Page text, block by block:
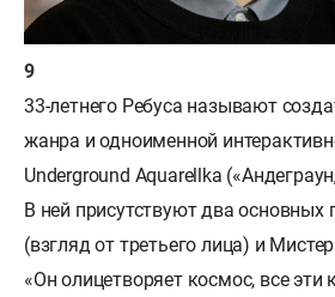
33-летнего Ребуса называют
жанра и одноименной
Underground Aquarellka
В ней присутствуют два основных
(взгляд от третьего лица) и
«Он олицетворяет космос, все эти